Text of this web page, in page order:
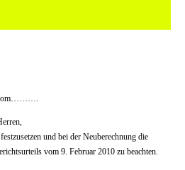
vom……….
und bei der Neuberechnung die
vom 9. Februar 2010 zu beachten.